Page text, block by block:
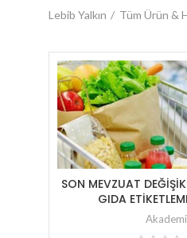
Lebib Yalkın Tüm Ürün &
SON MEVZUAT
GIDA
Akademi